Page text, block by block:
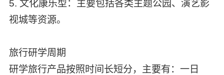
5. 文化康乐型：主要包括各类主题公园、演艺影
视城等资源。
旅行研学周期
研学旅行产品按照时间长短分，主要有：一日